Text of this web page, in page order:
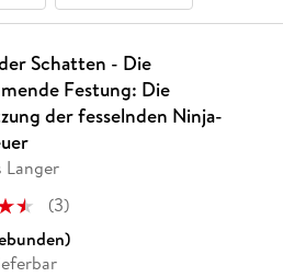
Schatten - Die
Festung: Die
der fesselnden Ninja-
Langer
(3)